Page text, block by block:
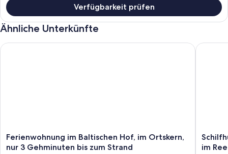
Verfügbarkeit prüfen
Ähnliche Unterkünfte
Ferienwohnung
im
Ferienwohnung im Baltischen Hof, im Ortskern,
nur 3 Gehminuten bis zum Strand
Ferienwohnung im Baltischen Hof, im Ortskern, nur 3
im